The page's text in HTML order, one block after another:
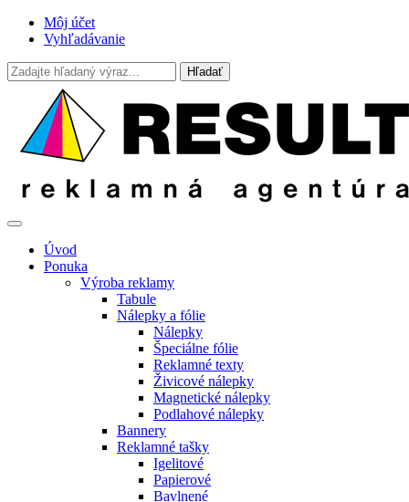
Môj účet
Vyhľadávanie
Úvod
Ponuka
Výroba reklamy
Tabule
Nálepky a fólie
Nálepky
Špeciálne fólie
Reklamné texty
Živicové nálepky
Magnetické nálepky
Podlahové nálepky
Bannery
Reklamné tašky
Igelitové
Papierové
Bavlnené